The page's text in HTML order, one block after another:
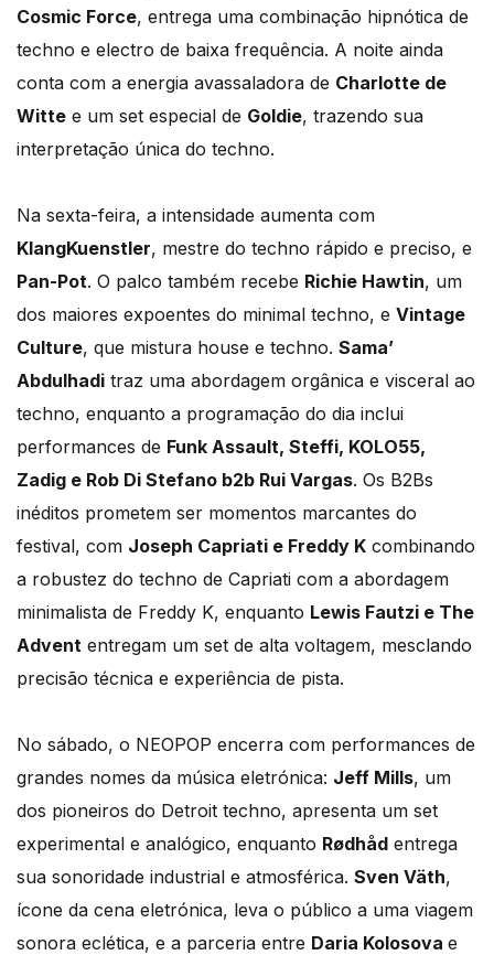
Cosmic Force, entrega uma combinação hipnótica de
techno e electro de baixa frequência. A noite ainda
conta com a energia avassaladora de Charlotte de
Witte e um set especial de Goldie, trazendo sua
interpretação única do techno.
Na sexta-feira, a intensidade aumenta com
KlangKuenstler, mestre do techno rápido e preciso, e
Pan-Pot. O palco também recebe Richie Hawtin, um
dos maiores expoentes do minimal techno, e Vintage
Culture, que mistura house e techno. Sama’
Abdulhadi traz uma abordagem orgânica e visceral ao
techno, enquanto a programação do dia inclui
performances de Funk Assault, Steffi, KOLO55,
Zadig e Rob Di Stefano b2b Rui Vargas. Os B2Bs
inéditos prometem ser momentos marcantes do
festival, com Joseph Capriati e Freddy K combinando
a robustez do techno de Capriati com a abordagem
minimalista de Freddy K, enquanto Lewis Fautzi e The
Advent entregam um set de alta voltagem, mesclando
precisão técnica e experiência de pista.
No sábado, o NEOPOP encerra com performances de
grandes nomes da música eletrónica: Jeff Mills, um
dos pioneiros do Detroit techno, apresenta um set
experimental e analógico, enquanto Rødhåd entrega
sua sonoridade industrial e atmosférica. Sven Väth,
ícone da cena eletrónica, leva o público a uma viagem
sonora eclética, e a parceria entre Daria Kolosova e